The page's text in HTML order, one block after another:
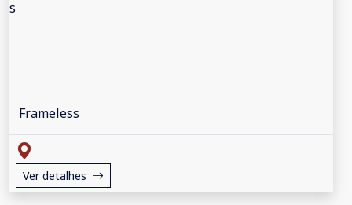
Frameless
Ver detalhes